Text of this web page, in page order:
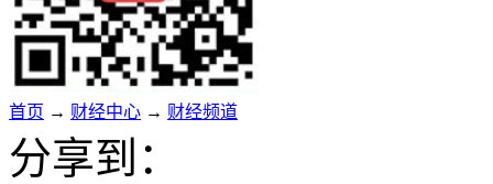
首页 → 财经中心 → 财经频道
分享到：